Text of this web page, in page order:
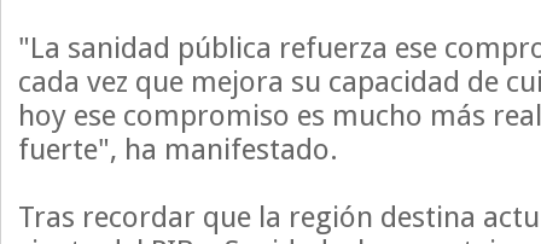
"La sanidad pública refuerza ese
cada vez que mejora su capacidad de
hoy ese compromiso es mucho más
fuerte", ha manifestado.
Tras recordar que la región destina